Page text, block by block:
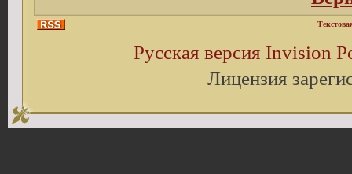
Русская версия Invision
Лицензия